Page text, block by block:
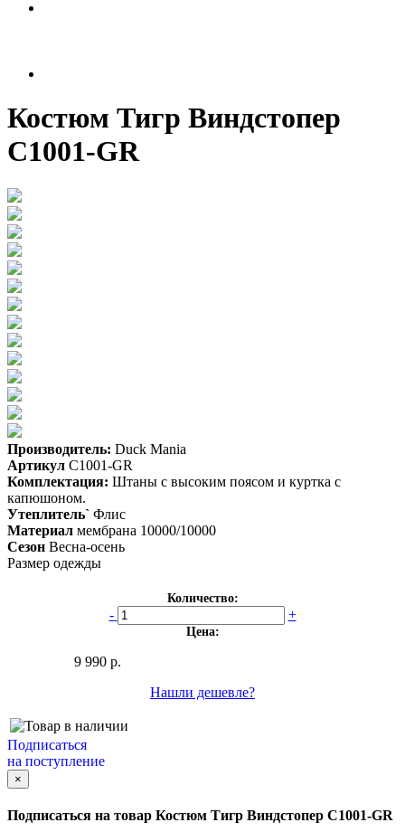
Костюм Тигр Виндстопер
C1001-GR
Производитель: Duck Mania
Артикул C1001-GR
Комплектация: Штаны с высоким поясом и куртка с
капюшоном.
Утеплитель` Флис
Материал мембрана 10000/10000
Сезон Весна-осень
Размер одежды
Количество:
- +
Цена:
9 990 р.
Нашли дешевле?
Подписаться
на поступление
×
Подписаться на товар Костюм Тигр Виндстопер C1001-GR